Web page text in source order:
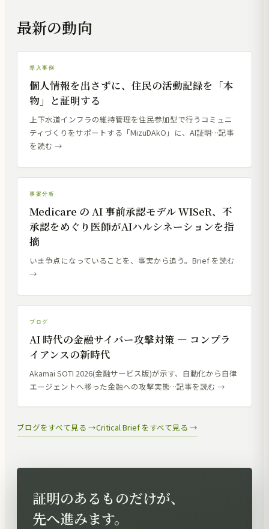
最新の動向
CASE STUDY
導入事例
個人情
記録を
導入事例
個人情報を出さずに、住民の活動記録を「本
物」と証明する
上下水道インフラの維持管理を住民参加型で行うコミュニ
ティづくりをサポートする「MizuDAkO」に、AI証明…記事
を読む →
CRITICAL BRIEF
AI×信頼の最
AI 判断の完全性
事案分析
Medicare の AI 事前承認モデル WISeR、不
承認をめぐり医師がAIハルシネーションを指
摘
いま争点になっていることを、事実から追う。Brief を読む
→
ブログ
AI 時代の金融サイバー攻撃対策 — コンプラ
イアンスの新時代
Akamai SOTI 2026(金融サービス版)が示す、自動化から自律
エージェントへ移った金融への攻撃実態…記事を読む →
ブログをすべて見る →Critical Brief をすべて見る →
証明のあるものだけが、
先へ進みます。